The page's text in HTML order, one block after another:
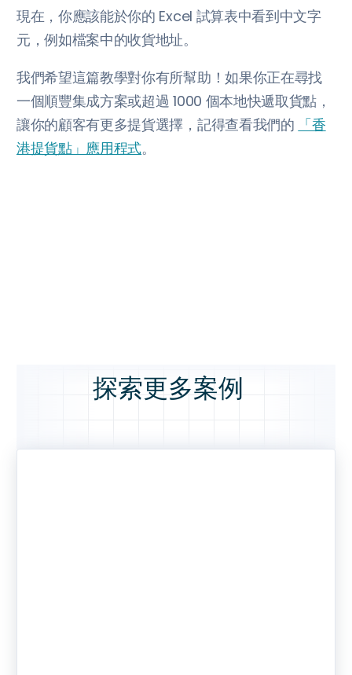
現在，你應該能於你的 Excel 試算表中看到中文字
元，例如檔案中的收貨地址。
我們希望這篇教學對你有所幫助！如果你正在尋找
一個順豐集成方案或超過 1000 個本地快遞取貨點，
讓你的顧客有更多提貨選擇，記得查看我們的 「香
港提貨點」應用程式。
探索更多案例